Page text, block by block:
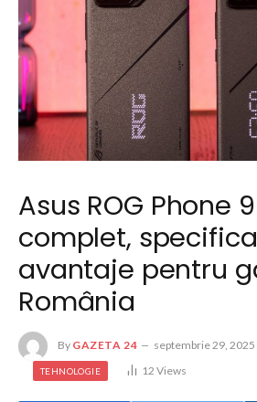
Asus ROG Phone
complet,
avantaje pentru
România
By GAZETA 24 septembrie 29, 2025
TEHNOLOGIE 12 Views